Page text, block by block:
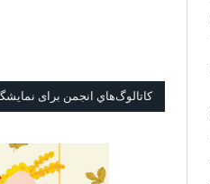
كاتالوگ‌هاي انجمن برای نمايشگاه‌های